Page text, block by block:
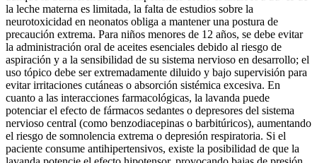
la leche materna es limitada, la falta de estudios sobre la
neurotoxicidad en neonatos obliga a mantener una postura de
precaución extrema. Para niños menores de 12 años, se debe evitar
la administración oral de aceites esenciales debido al riesgo de
aspiración y a la sensibilidad de su sistema nervioso en desarrollo; el
uso tópico debe ser extremadamente diluido y bajo supervisión para
evitar irritaciones cutáneas o absorción sistémica excesiva. En
cuanto a las interacciones farmacológicas, la lavanda puede
potenciar el efecto de fármacos sedantes o depresores del sistema
nervioso central (como benzodiacepinas o barbitúricos), aumentando
el riesgo de somnolencia extrema o depresión respiratoria. Si el
paciente consume antihipertensivos, existe la posibilidad de que la